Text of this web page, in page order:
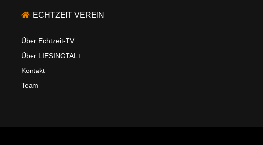
ECHTZEIT VEREIN
Über Echtzeit-TV
Über LIESINGTAL+
Kontakt
Team